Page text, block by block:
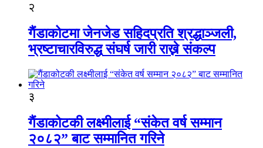
२
गैंडाकोटमा जेनजेड सहिदप्रति श्रद्धाञ्जली,
भ्रष्टाचारविरुद्ध संघर्ष जारी राख्ने संकल्प
३
गैंडाकोटकी लक्ष्मीलाई “संकेत वर्ष सम्मान
२०८२” बाट सम्मानित गरिने